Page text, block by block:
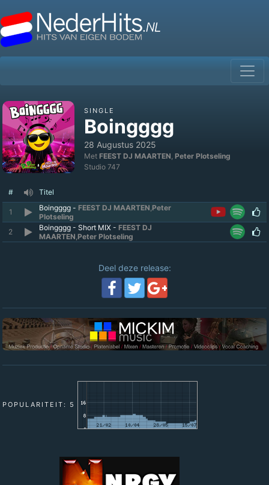
SINGLE
Boingggg
28 Augustus 2025
Met FEEST DJ MAARTEN, Peter Plotseling
Studio 747
# Titel
1 Boingggg - FEEST DJ MAARTEN,Peter
Plotseling
2
Boingggg - Short MIX - FEEST DJ
MAARTEN,Peter Plotseling
Deel deze release:
POPULARITEIT: 5